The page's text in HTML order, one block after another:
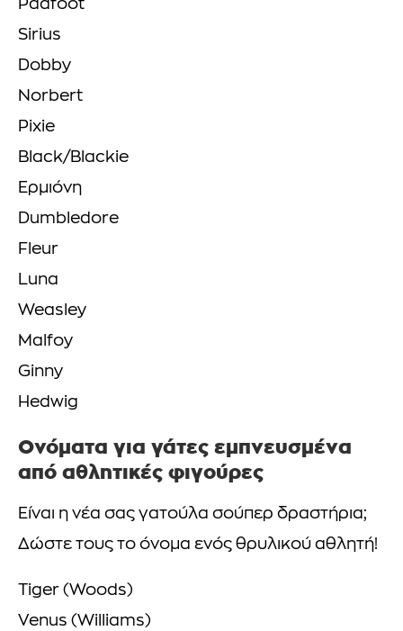
Padfoot
Sirius
Dobby
Norbert
Pixie
Black/Blackie
Ερμιόνη
Dumbledore
Fleur
Luna
Weasley
Malfoy
Ginny
Hedwig
Ονόματα για γάτες εμπνευσμένα
από αθλητικές φιγούρες
Είναι η νέα σας γατούλα σούπερ δραστήρια;
Δώστε τους το όνομα ενός θρυλικού αθλητή!
Tiger (Woods)
Venus (Williams)